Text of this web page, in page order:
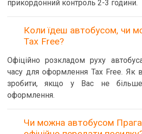
прикордонний контроль 2-3 години.
Коли їдеш автобусом, чи
Tax Free?
Офіційно розкладом руху
часу для оформлення Tax Free. Як
зробити, якщо у Вас не
оформлення.
Чи можна автобусом